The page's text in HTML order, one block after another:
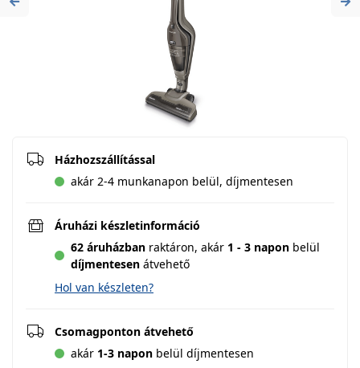
Previous
Házhozszállítással
akár 2-4 munkanapon belül, díjmentesen
Áruházi készletinformáció
62 áruházban raktáron, akár 1 - 3 napon belül
díjmentesen átvehető
Hol van készleten?
Csomagponton átvehető
akár 1-3 napon belül díjmentesen